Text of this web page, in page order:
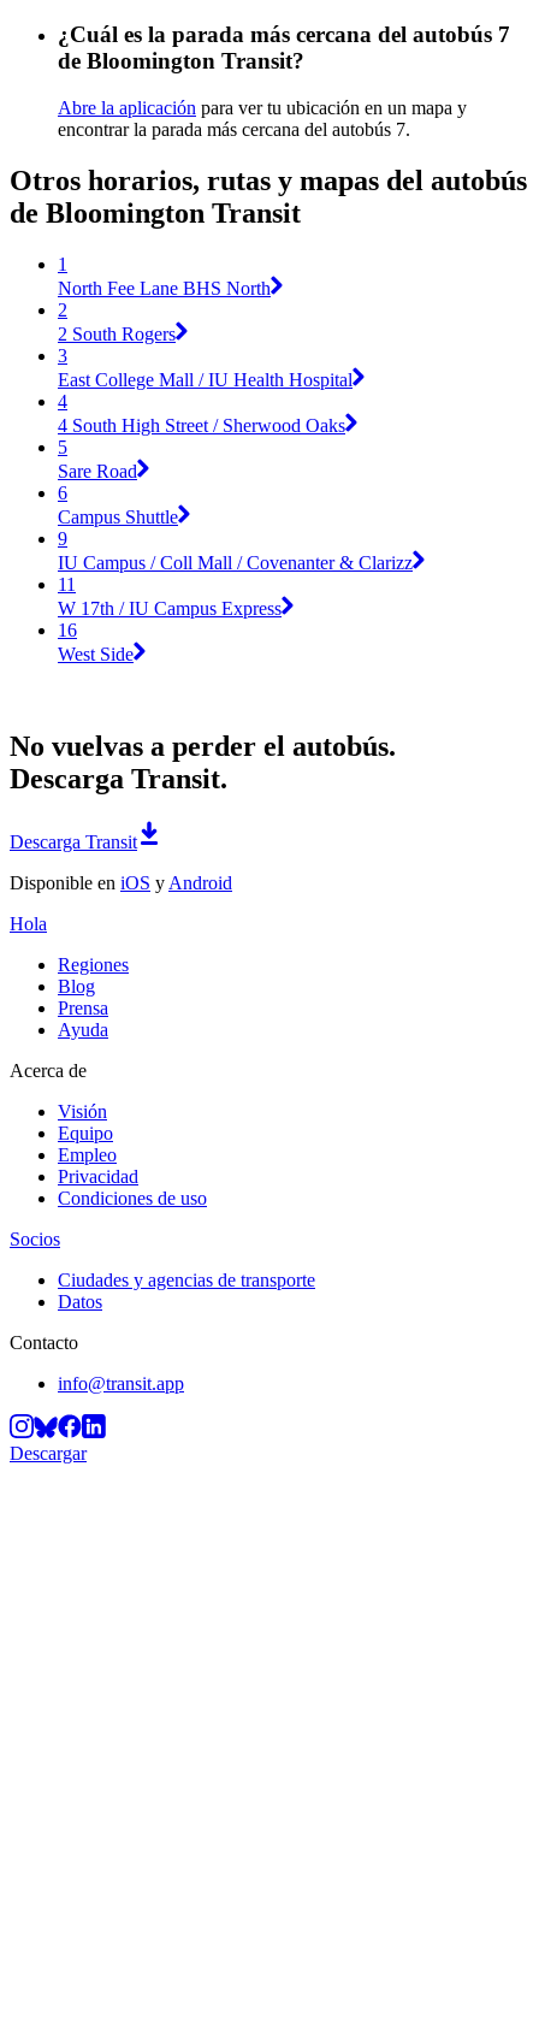
¿Cuál es la parada más cercana del autobús 7
de Bloomington Transit?
Abre la aplicación para ver tu ubicación en un mapa y
encontrar la parada más cercana del autobús 7.
Otros horarios, rutas y mapas del autobús
de Bloomington Transit
1
North Fee Lane BHS North
2
2 South Rogers
3
East College Mall / IU Health Hospital
4
4 South High Street / Sherwood Oaks
5
Sare Road
6
Campus Shuttle
9
IU Campus / Coll Mall / Covenanter & Clarizz
11
W 17th / IU Campus Express
16
West Side
No vuelvas a perder el autobús.
Descarga Transit.
Descarga Transit
Disponible en iOS y Android
Hola
Regiones
Blog
Prensa
Ayuda
Acerca de
Visión
Equipo
Empleo
Privacidad
Condiciones de uso
Socios
Ciudades y agencias de transporte
Datos
Contacto
info@transit.app
Descargar